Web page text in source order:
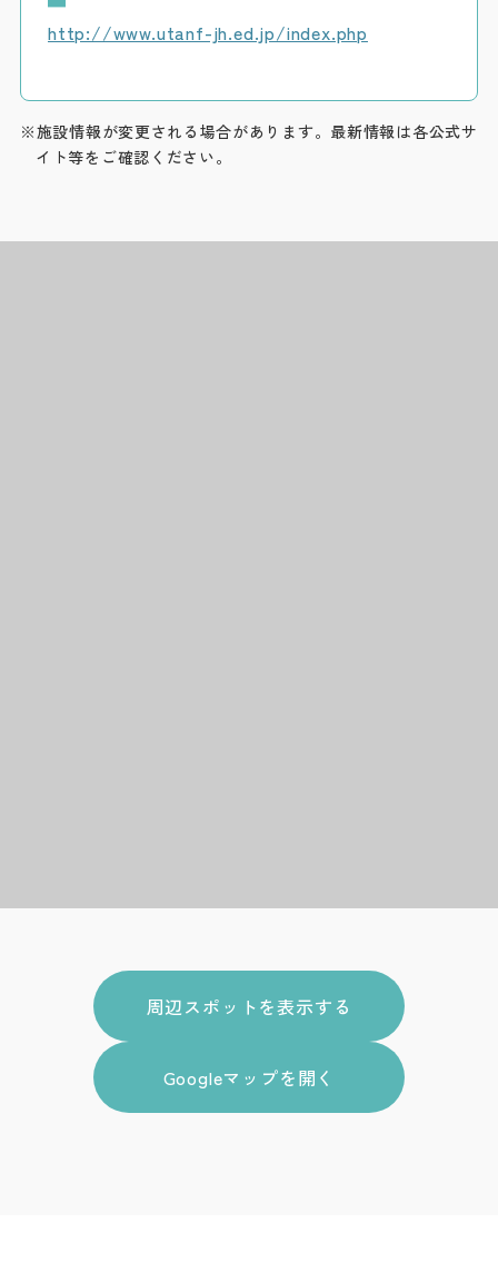
http://www.utanf-jh.ed.jp/index.php
※施設情報が変更される場合があります。最新情報は各公式サ
イト等をご確認ください。
周辺スポットを表示する
Googleマップを開く